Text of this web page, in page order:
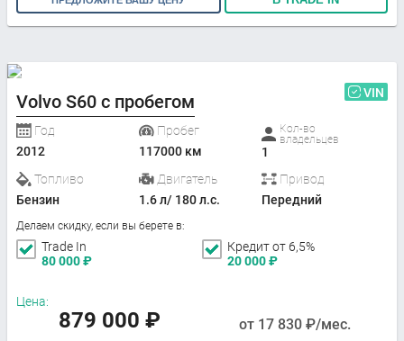
Volvo S60 с пробегом VIN
Год
2012
Пробег
117000 км
Кол-во
владельцев
1
Топливо
Бензин
Двигатель
1.6 л/ 180 л.с.
Привод
Передний
Делаем скидку, если вы берете в:
Trade In
80 000₽
Кредит от 6,5%
20 000₽
Цена:
879 000 ₽ от 17 830 ₽/мес.